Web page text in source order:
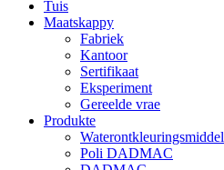
Tuis
Maatskappy
Fabriek
Kantoor
Sertifikaat
Eksperiment
Gereelde vrae
Produkte
Waterontkleuringsmiddel
Poli DADMAC